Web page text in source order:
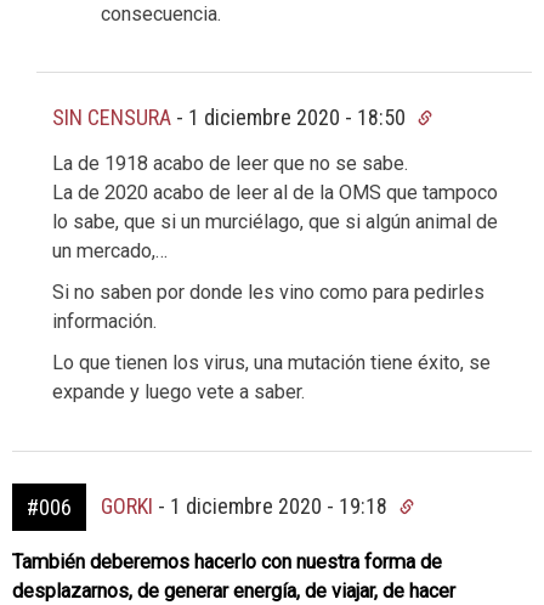
consecuencia.
SIN CENSURA - 1 diciembre 2020 - 18:50
La de 1918 acabo de leer que no se sabe.
La de 2020 acabo de leer al de la OMS que tampoco
lo sabe, que si un murciélago, que si algún animal de
un mercado,…
Si no saben por donde les vino como para pedirles
información.
Lo que tienen los virus, una mutación tiene éxito, se
expande y luego vete a saber.
#006 GORKI - 1 diciembre 2020 - 19:18
También deberemos hacerlo con nuestra forma de
desplazarnos, de generar energía, de viajar, de hacer